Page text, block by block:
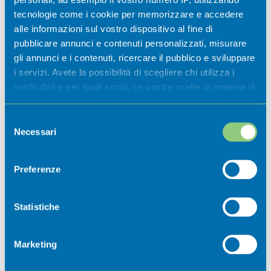
tecnologie come i cookie per memorizzare e accedere
alle informazioni sul vostro dispositivo al fine di
pubblicare annunci e contenuti personalizzati, misurare
gli annunci e i contenuti, ricercare il pubblico e sviluppare
i servizi. Avete la possibilità di scegliere chi utilizza i
vostri dati e per quali scopi. Le vostre scelte in materia di
privacy sono applicabili solo su questa proprietà digitale
modificare o revocare il proprio consenso in qualsiasi
momento dalla Dichiarazione sui cookie o facendo clic
raccogliere informazioni sulla tua posizione
geografica, con un'approssimazione di qualche
Identificare il tuo dispositivo, scansionandolo
delNecessari
Preferenze
Statistiche
Marketing
museali 2026
Casazza
non perdere nessuna novità dal mondo
della Val Cavallina.